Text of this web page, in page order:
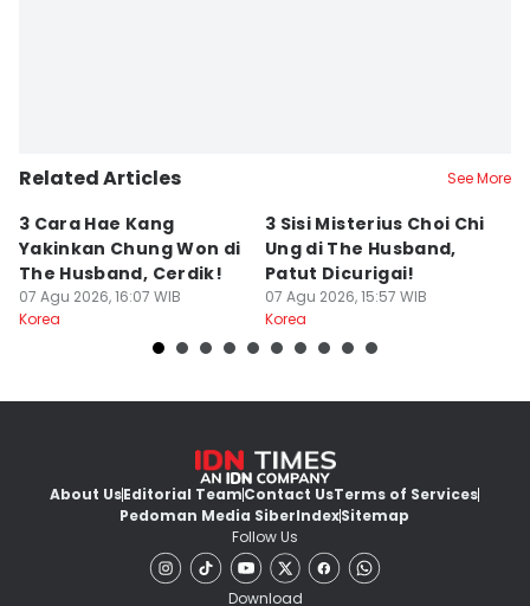
Related Articles See More
3 Cara Hae Kang
Yakinkan Chung Won di
The Husband, Cerdik!
07 Agu 2026, 16:07 WIB
Korea
3 Sisi Misterius Choi Chi
Ung di The Husband,
Patut Dicurigai!
07 Agu 2026, 15:57 WIB
Korea
About UsEditorial TeamContact UsTerms of Services
Pedoman Media SiberIndexSitemap
Follow Us
Download